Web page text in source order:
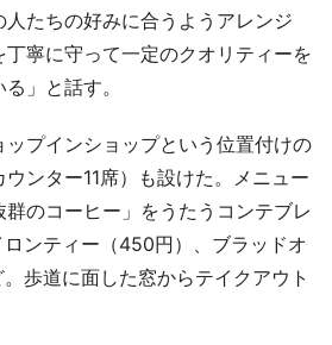
たちの好みに合うようアレンジ
丁寧に守って一定のクオリティーを
」と話す。
プインショップという位置付けの
ンター11席）も設けた。メニュー
のコーヒー」をうたうコンテブレ
ンティー（450円）、ブラッドオ
歩道に面した窓からテイクアウト